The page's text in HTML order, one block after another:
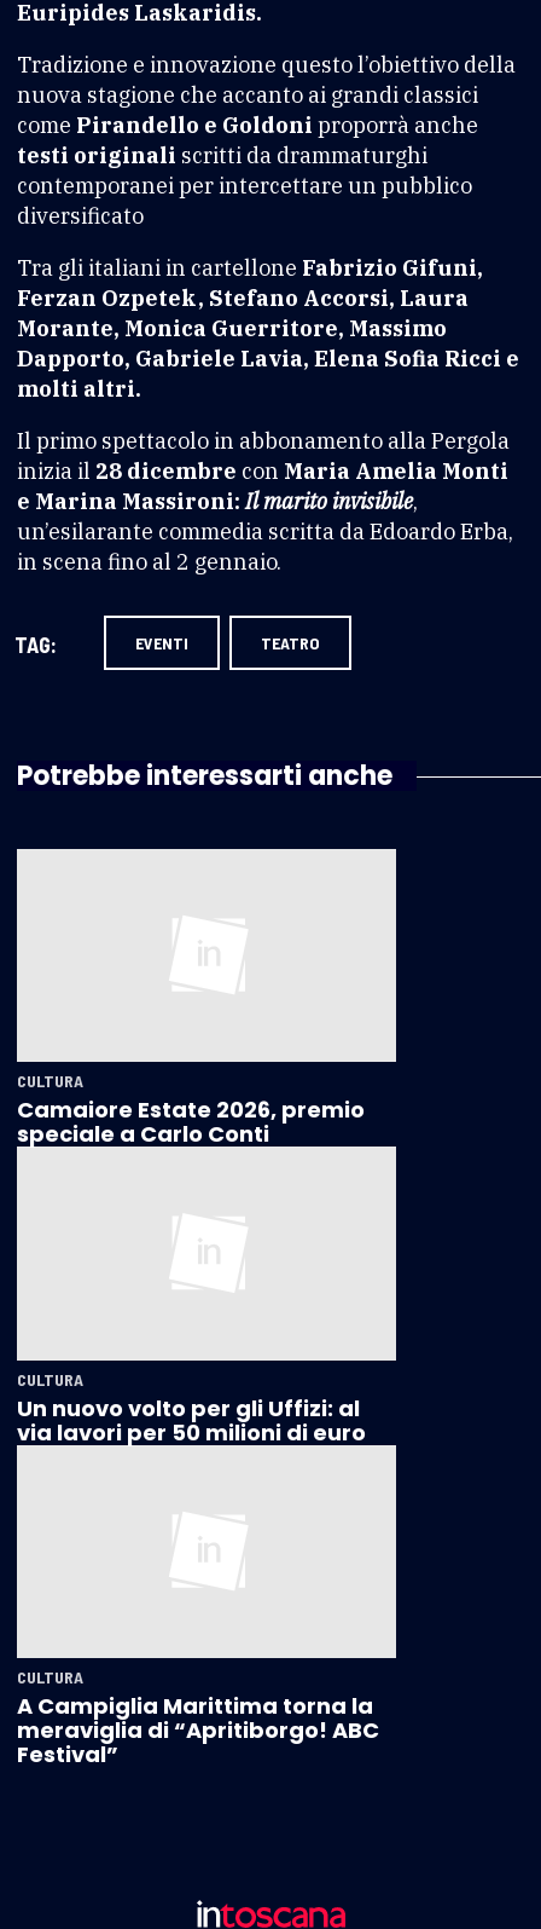
Euripides Laskaridis.
Tradizione e innovazione questo l’obiettivo della
nuova stagione che accanto ai grandi classici
come Pirandello e Goldoni proporrà anche
testi originali scritti da drammaturghi
contemporanei per intercettare un pubblico
diversificato
Tra gli italiani in cartellone Fabrizio Gifuni,
Ferzan Ozpetek, Stefano Accorsi, Laura
Morante, Monica Guerritore, Massimo
Dapporto, Gabriele Lavia, Elena Sofia Ricci e
molti altri.
Il primo spettacolo in abbonamento alla Pergola
inizia il 28 dicembre con Maria Amelia Monti
e Marina Massironi:Il marito invisibile,
un’esilarante commedia scritta da Edoardo Erba,
in scena fino al 2 gennaio.
TAG: EVENTI TEATRO
Potrebbe interessarti anche
CULTURA
Camaiore Estate 2026, premio
speciale a Carlo Conti
CULTURA
Un nuovo volto per gli Uffizi: al
via lavori per 50 milioni di euro
CULTURA
A Campiglia Marittima torna la
meraviglia di “Apritiborgo! ABC
Festival”